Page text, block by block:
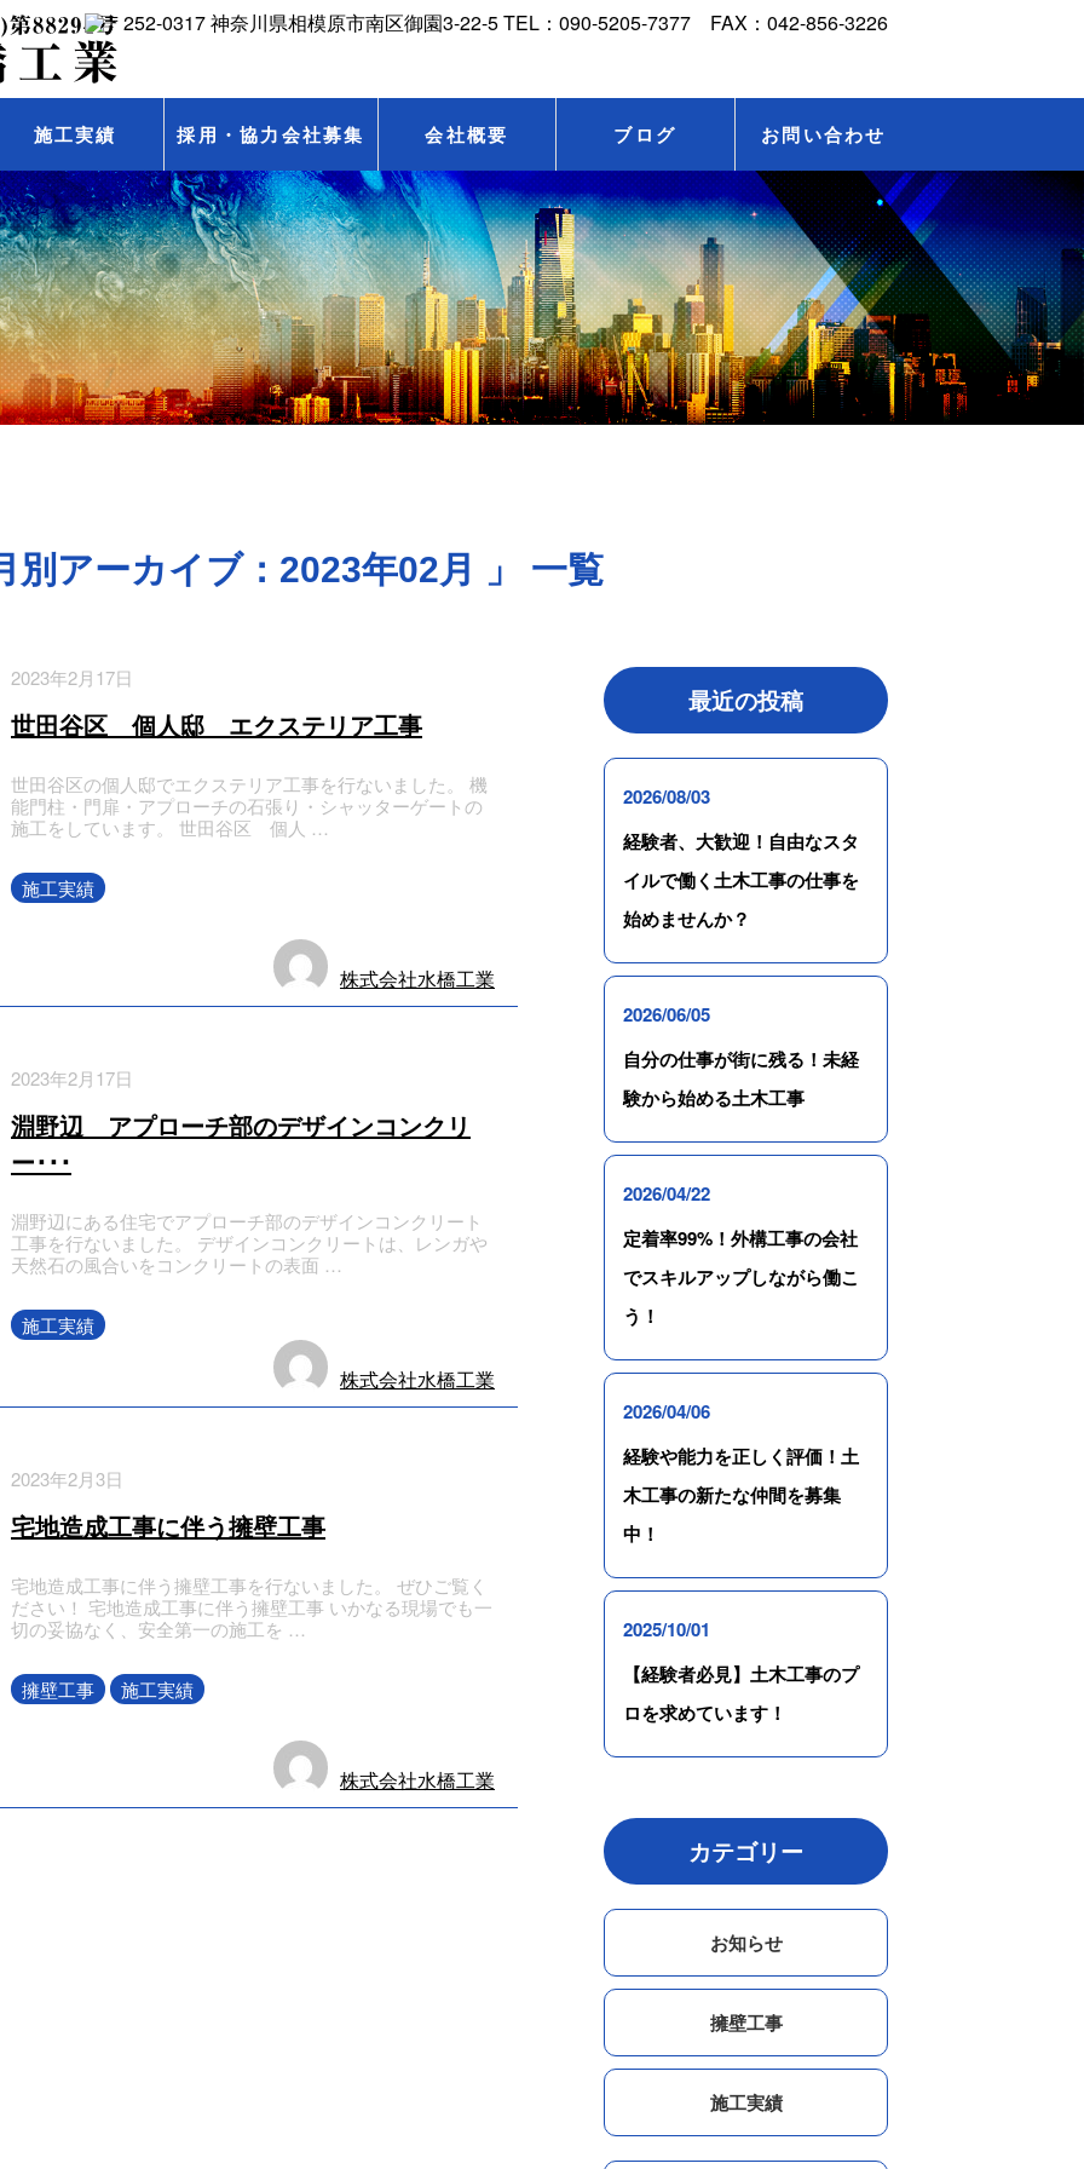
施工実績 採用・協力会社募集 会社概要 ブログ お問い合わせ
別アーカイブ：2023年02月 」 一覧
2023年2月17日
世田谷区 個人邸 エクステリア工事
世田谷区の個人邸でエクステリア工事を行ないました。 機
能門柱・門扉・アプローチの石張り・シャッターゲートの
施工をしています。 世田谷区 個人 …
株式会社水橋工業
施工実績
2023年2月17日
淵野辺 アプローチ部のデザインコンクリ
ー･･･
淵野辺にある住宅でアプローチ部のデザインコンクリート
工事を行ないました。 デザインコンクリートは、レンガや
天然石の風合いをコンクリートの表面 …
株式会社水橋工業
施工実績
2023年2月3日
宅地造成工事に伴う擁壁工事
宅地造成工事に伴う擁壁工事を行ないました。 ぜひご覧く
ださい！ 宅地造成工事に伴う擁壁工事 いかなる現場でも一
切の妥協なく、安全第一の施工を …
株式会社水橋工業
擁壁工事 施工実績
最近の投稿
2026/08/03
経験者、大歓迎！自由なスタ
イルで働く土木工事の仕事を
始めませんか？
2026/06/05
自分の仕事が街に残る！未経
験から始める土木工事
2026/04/22
定着率99%！外構工事の会社
でスキルアップしながら働こ
う！
2026/04/06
経験や能力を正しく評価！土
木工事の新たな仲間を募集
中！
2025/10/01
【経験者必見】土木工事のプ
ロを求めています！
カテゴリー
お知らせ
擁壁工事
施工実績